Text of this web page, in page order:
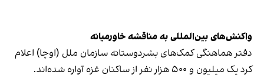
واکنش‌های بین‌المللی به مناقشه خاورمیانه
دفتر هماهنگی کمک‌های بشردوستانه سازمان ملل (اوچا) اعلام
کرد یک میلیون و ۵۰۰ هزار نفر از ساکنان غزه آواره شده‌اند.